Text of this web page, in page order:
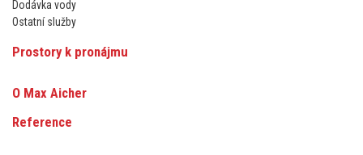
Dodávka vody
Ostatní služby
Prostory k pronájmu
O Max Aicher
Reference